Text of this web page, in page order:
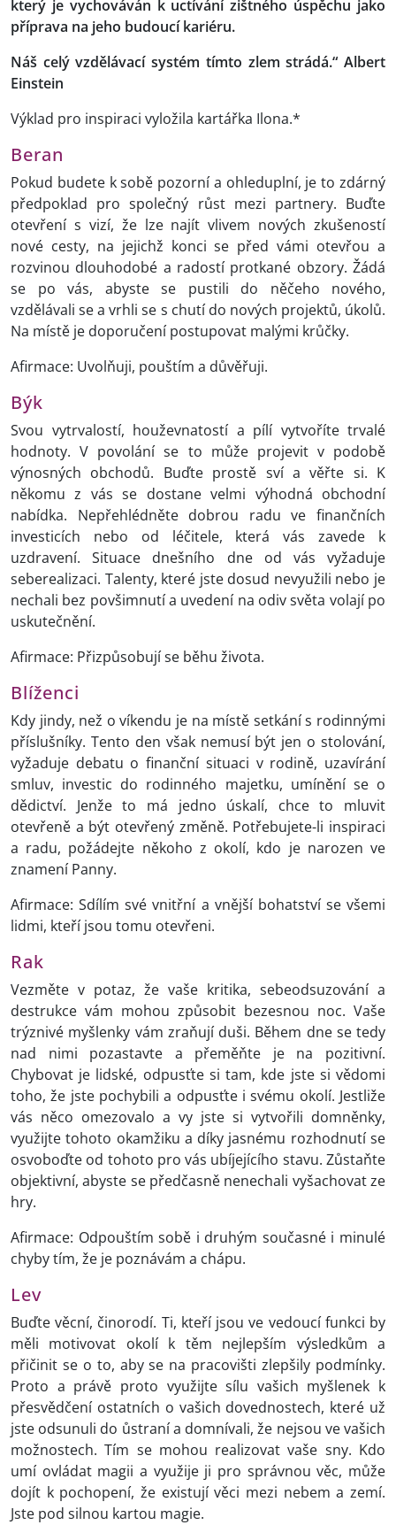
který je vychováván k uctívání zištného úspěchu jako
příprava na jeho budoucí kariéru.
Náš celý vzdělávací systém tímto zlem strádá.“ Albert
Einstein
Výklad pro inspiraci vyložila kartářka Ilona.*
Beran
Pokud budete k sobě pozorní a ohleduplní, je to zdárný
předpoklad pro společný růst mezi partnery. Buďte
otevření s vizí, že lze najít vlivem nových zkušeností
nové cesty, na jejichž konci se před vámi otevřou a
rozvinou dlouhodobé a radostí protkané obzory. Žádá
se po vás, abyste se pustili do něčeho nového,
vzdělávali se a vrhli se s chutí do nových projektů, úkolů.
Na místě je doporučení postupovat malými krůčky.
Afirmace: Uvolňuji, pouštím a důvěřuji.
Býk
Svou vytrvalostí, houževnatostí a pílí vytvoříte trvalé
hodnoty. V povolání se to může projevit v podobě
výnosných obchodů. Buďte prostě sví a věřte si. K
někomu z vás se dostane velmi výhodná obchodní
nabídka. Nepřehlédněte dobrou radu ve finančních
investicích nebo od léčitele, která vás zavede k
uzdravení. Situace dnešního dne od vás vyžaduje
seberealizaci. Talenty, které jste dosud nevyužili nebo je
nechali bez povšimnutí a uvedení na odiv světa volají po
uskutečnění.
Afirmace: Přizpůsobují se běhu života.
Blíženci
Kdy jindy, než o víkendu je na místě setkání s rodinnými
příslušníky. Tento den však nemusí být jen o stolování,
vyžaduje debatu o finanční situaci v rodině, uzavírání
smluv, investic do rodinného majetku, umínění se o
dědictví. Jenže to má jedno úskalí, chce to mluvit
otevřeně a být otevřený změně. Potřebujete-li inspiraci
a radu, požádejte někoho z okolí, kdo je narozen ve
znamení Panny.
Afirmace: Sdílím své vnitřní a vnější bohatství se všemi
lidmi, kteří jsou tomu otevřeni.
Rak
Vezměte v potaz, že vaše kritika, sebeodsuzování a
destrukce vám mohou způsobit bezesnou noc. Vaše
trýznivé myšlenky vám zraňují duši. Během dne se tedy
nad nimi pozastavte a přeměňte je na pozitivní.
Chybovat je lidské, odpusťte si tam, kde jste si vědomi
toho, že jste pochybili a odpusťte i svému okolí. Jestliže
vás něco omezovalo a vy jste si vytvořili domněnky,
využijte tohoto okamžiku a díky jasnému rozhodnutí se
osvoboďte od tohoto pro vás ubíjejícího stavu. Zůstaňte
objektivní, abyste se předčasně nenechali vyšachovat ze
hry.
Afirmace: Odpouštím sobě i druhým současné i minulé
chyby tím, že je poznávám a chápu.
Lev
Buďte věcní, činorodí. Ti, kteří jsou ve vedoucí funkci by
měli motivovat okolí k těm nejlepším výsledkům a
přičinit se o to, aby se na pracovišti zlepšily podmínky.
Proto a právě proto využijte sílu vašich myšlenek k
přesvědčení ostatních o vašich dovednostech, které už
jste odsunuli do ůstraní a domnívali, že nejsou ve vašich
možnostech. Tím se mohou realizovat vaše sny. Kdo
umí ovládat magii a využije ji pro správnou věc, může
dojít k pochopení, že existují věci mezi nebem a zemí.
Jste pod silnou kartou magie.